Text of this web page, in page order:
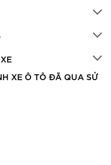
XE Ô TÔ ĐÃ QUA SỬ